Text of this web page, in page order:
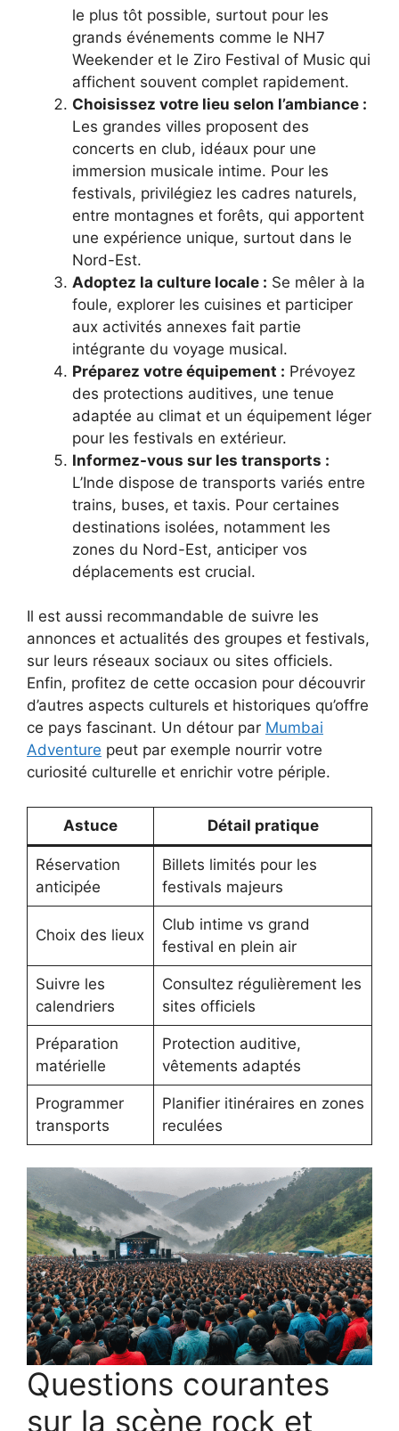
le plus tôt possible, surtout pour les
grands événements comme le NH7
Weekender et le Ziro Festival of Music qui
affichent souvent complet rapidement.
Choisissez votre lieu selon l’ambiance :
Les grandes villes proposent des
concerts en club, idéaux pour une
immersion musicale intime. Pour les
festivals, privilégiez les cadres naturels,
entre montagnes et forêts, qui apportent
une expérience unique, surtout dans le
Nord-Est.
Adoptez la culture locale : Se mêler à la
foule, explorer les cuisines et participer
aux activités annexes fait partie
intégrante du voyage musical.
Préparez votre équipement : Prévoyez
des protections auditives, une tenue
adaptée au climat et un équipement léger
pour les festivals en extérieur.
Informez-vous sur les transports :
L’Inde dispose de transports variés entre
trains, buses, et taxis. Pour certaines
destinations isolées, notamment les
zones du Nord-Est, anticiper vos
déplacements est crucial.
Il est aussi recommandable de suivre les
annonces et actualités des groupes et festivals,
sur leurs réseaux sociaux ou sites officiels.
Enfin, profitez de cette occasion pour découvrir
d’autres aspects culturels et historiques qu’offre
ce pays fascinant. Un détour par Mumbai
Adventure peut par exemple nourrir votre
curiosité culturelle et enrichir votre périple.
Astuce Détail pratique
Réservation
anticipée
Billets limités pour les
festivals majeurs
Choix des lieux
Club intime vs grand
festival en plein air
Suivre les
calendriers
Consultez régulièrement les
sites officiels
Préparation
matérielle
Protection auditive,
vêtements adaptés
Programmer
transports
Planifier itinéraires en zones
reculées
Questions courantes
sur la scène rock et